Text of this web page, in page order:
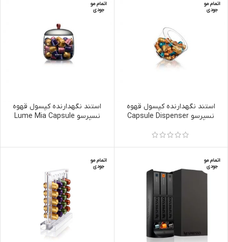
اتمام مو
جودی
استند نگهدارنده کپسول قهوه
نسپرسو Capsule Dispenser
اتمام مو
جودی
استند نگهدارنده کپسول قهوه
نسپرسو Lume Mia Capsule
اتمام مو
جودی
اتمام مو
جودی